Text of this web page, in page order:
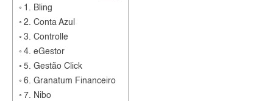
1. Bling
2. Conta Azul
3. Controlle
4. eGestor
5. Gestão Click
6. Granatum Financeiro
7. Nibo